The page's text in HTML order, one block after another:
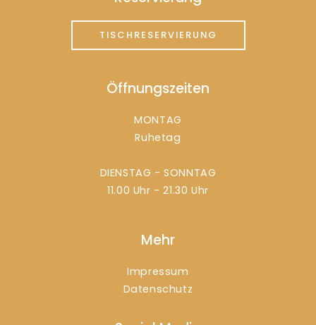
TISCHRESERVIERUNG
Öffnungszeiten
MONTAG
Ruhetag
DIENSTAG - SONNTAG
11.00 Uhr - 21.30 Uhr
Mehr
Impressum
Datenschutz